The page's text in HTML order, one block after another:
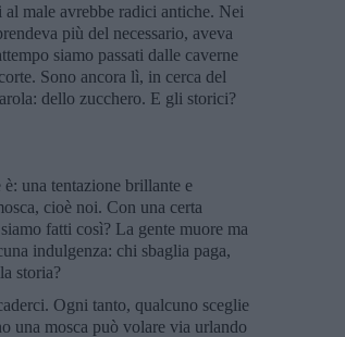
male avrebbe radici antiche. Nei
più del necessario, aveva
siamo passati dalle caverne
Sono ancora lì, in cerca del
dello zucchero. E gli storici?
una tentazione brillante e
cioè noi. Con una certa
fatti così? La gente muore ma
indulgenza: chi sbaglia paga,
storia?
Ogni tanto, qualcuno sceglie
una mosca può volare via urlando